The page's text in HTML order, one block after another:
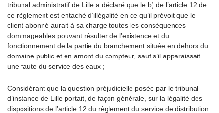
tribunal administratif de Lille a déclaré que le b) de l’article 12 de
ce règlement est entaché d’illégalité en ce qu’il prévoit que le
client abonné aurait à sa charge toutes les conséquences
dommageables pouvant résulter de l’existence et du
fonctionnement de la partie du branchement située en dehors du
domaine public et en amont du compteur, sauf s’il apparaissait
une faute du service des eaux ;
Considérant que la question préjudicielle posée par le tribunal
d’instance de Lille portait, de façon générale, sur la légalité des
dispositions de l’article 12 du règlement du service de distribution